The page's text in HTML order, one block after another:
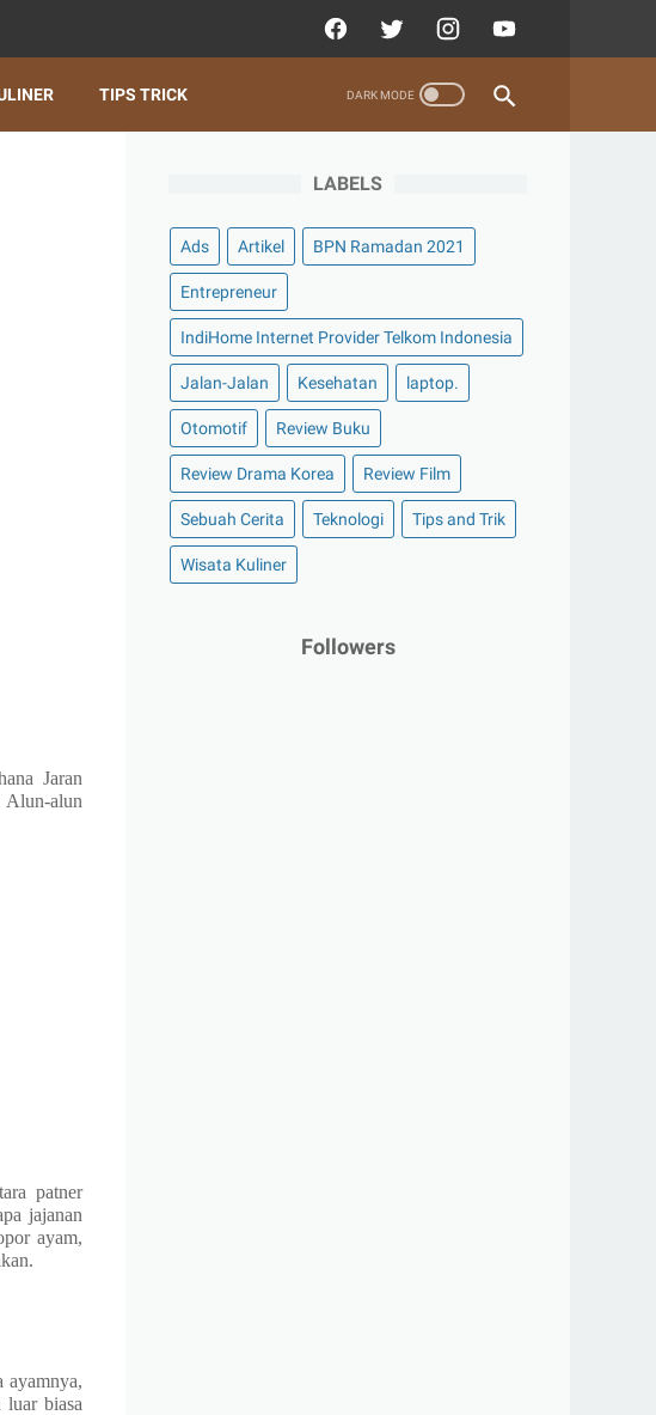
TIPS TRICK
Jaran
Alun-alun
patner
jajanan
ayam,
ayamnya,
luar biasa
LABELS
Ads Artikel BPN Ramadan 2021
Entrepreneur
IndiHome Internet Provider Telkom Indonesia
Jalan-Jalan Kesehatan laptop.
Otomotif Review Buku
Review Drama Korea Review Film
Sebuah Cerita Teknologi Tips and Trik
Wisata Kuliner
Followers